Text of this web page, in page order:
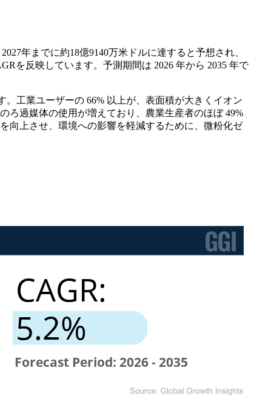
年までに約18億9140万米ドルに達すると予想され、
を反映しています。予測期間は 2026 年から 2035 年で
工業ユーザーの 66% 以上が、表面積が大きくイオン
ろ過媒体の使用が増えており、農業生産者のほぼ 49%
向上させ、環境への影響を軽減するために、微粉化ゼ